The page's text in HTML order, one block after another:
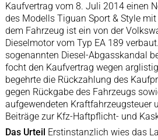
Kaufvertrag vom 8. Juli 2014 einen
des Modells Tiguan Sport & Style
dem Fahrzeug ist ein von der
Dieselmotor vom Typ EA 189
sogenannten Diesel-Abgasskandal
focht den Kaufvertrag wegen
begehrte die Rückzahlung des
gegen Rückgabe des Fahrzeugs
aufgewendeten Kraftfahrzeugsteuer
Beiträge zur Kfz-Haftpflicht- und
Das Urteil Erstinstanzlich wies das